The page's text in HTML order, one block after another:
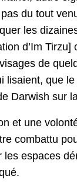
du tout
les
d’Im Tirzu]
de
lisaient, que
Darwish sur
et une
combattu
les espaces